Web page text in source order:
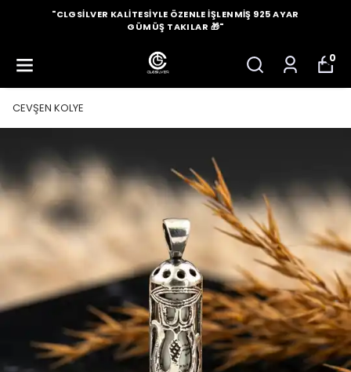
"CLGSILVER KALITESIYLE ÖZENLE İŞLENMIŞ 925 AYAR
GÜMÜŞ TAKILAR 🎁"
0
CEVŞEN KOLYE